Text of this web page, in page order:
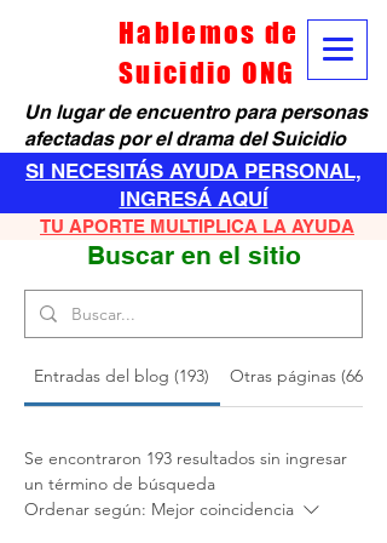
Hablemos de
Suicidio ONG
SI NECESITÁS AYUDA PERSONAL,
INGRESÁ AQUÍ
Un lugar de encuentro para personas
afectadas por el drama del Suicidio
TU APORTE MULTIPLICA LA AYUDA
Buscar en el sitio
Entradas del blog (193) Otras páginas (66)
Se encontraron 193 resultados sin ingresar
un término de búsqueda
Ordenar según: Mejor coincidencia